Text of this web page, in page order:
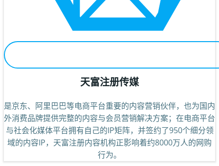
天富注册传媒
是京东、阿里巴巴等电商平台重要的内容营销伙伴，也为国内
外消费品牌提供完整的内容与会员营销解决方案；在电商平台
与社会化媒体平台拥有自己的IP矩阵，并签约了950个细分领
域的内容IP，天富注册内容机构正影响着约8000万人的网购
行为。